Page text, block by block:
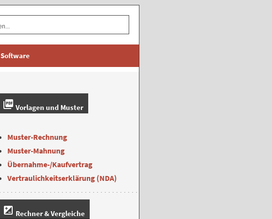
Software
picture_as_pdf Vorlagen und Muster
Muster-Rechnung
Muster-Mahnung
Übernahme-/Kaufvertrag
Vertraulichkeitserklärung (NDA)
iso Rechner & Vergleiche